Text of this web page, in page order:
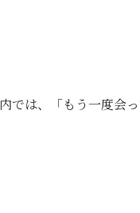
は、「もう一度会